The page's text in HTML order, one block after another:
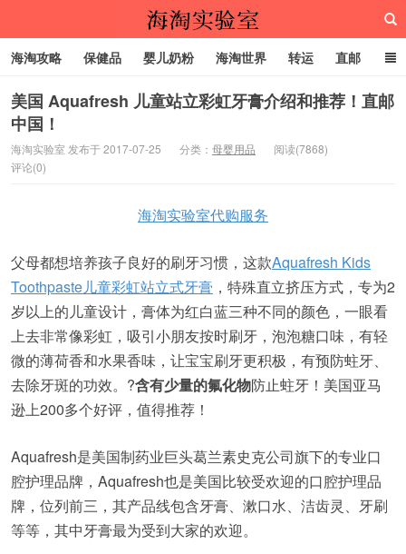
海淘实验室
海淘攻略 保健品 婴儿奶粉 海淘世界 转运 直邮
代购服务
美国 Aquafresh 儿童站立彩虹牙膏介绍和推荐！直邮
中国！
海淘实验室 发布于 2017-07-25 分类： 母婴用品
阅读(7868)
评论(0)
海淘实验室代购服务
父母都想培养孩子良好的刷牙习惯，这款Aquafresh Kids
Toothpaste儿童彩虹站立式牙膏 ，特殊直立挤压方式，专为2
岁以上的儿童设计，膏体为红白蓝三种不同的颜色，一眼看
上去非常像彩虹，吸引小朋友按时刷牙，泡泡糖口味，有轻
微的薄荷香和水果香味，让宝宝刷牙更积极，有预防蛀牙、
去除牙斑的功效。?含有少量的氟化物防止蛀牙！美国亚马
逊上200多个好评，值得推荐！
Aquafresh是美国制药业巨头葛兰素史克公司旗下的专业口
腔护理品牌，Aquafresh也是美国比较受欢迎的口腔护理品
牌，位列前三，其产品线包含牙膏、漱口水、洁齿灵、牙刷
等等，其中牙膏最为受到大家的欢迎。